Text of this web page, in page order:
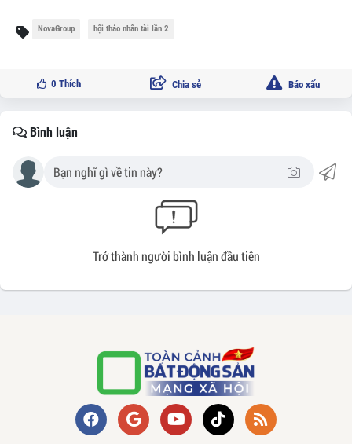
NovaGroup hội thảo nhân tài lần 2
0 Thích Chia sẻ Báo xấu
Bình luận
Trở thành người bình luận đầu tiên